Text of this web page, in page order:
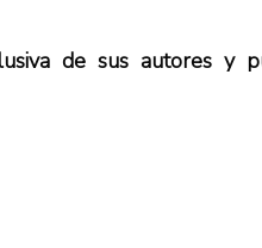
de sus autores